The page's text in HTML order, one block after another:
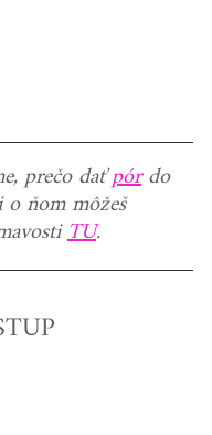
prečo dať pór do
ňom môžeš
TU.